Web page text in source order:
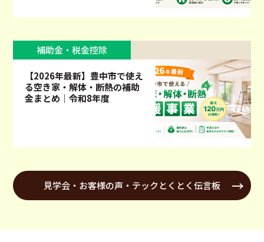
補助金・税金控除
【2026年最新】豊中市で使え
る空き家・解体・断熱の補助
金まとめ｜令和8年度
見学会・お客様の声・テックとくとく伝言板